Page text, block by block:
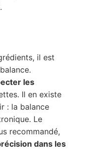
il est
les
Il en existe
: la balance
Le
recommandé,
dans les